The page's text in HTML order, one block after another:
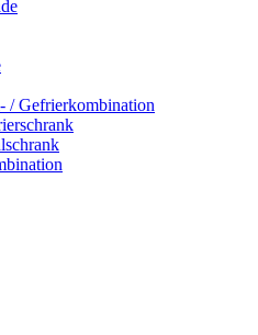
/ Gefrierkombination